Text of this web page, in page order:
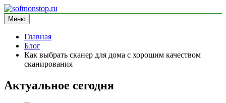
Перейти
к
содержимому
softnonstop.ru
информационный сайт
Меню
Главная
Блог
Как выбрать сканер для дома с хорошим качеством
сканирования
Актуальное сегодня